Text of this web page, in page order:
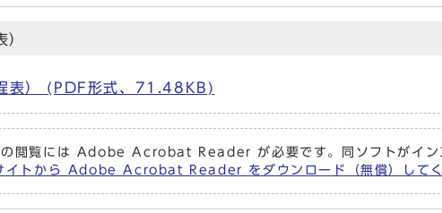
表） (PDF形式、71.48KB)
の閲覧には Adobe Acrobat Reader が必要です。同ソフトがイン
トから Adobe Acrobat Reader をダウンロード（無償）してく